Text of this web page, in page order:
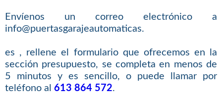
Envíenos un correo electrónico a
info@puertasgarajeautomaticas.
es , rellene el formulario que ofrecemos en la
sección presupuesto, se completa en menos de
5 minutos y es sencillo, o puede llamar por
teléfono al 613 864 572.